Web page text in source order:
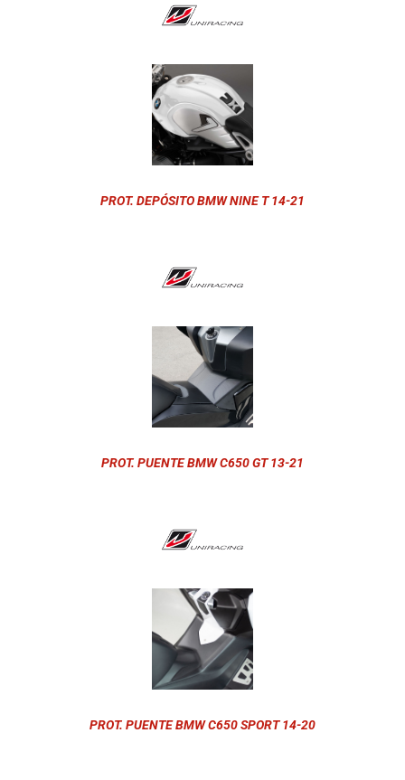
PROT. DEPÓSITO BMW NINE T 14-21
PROT. PUENTE BMW C650 GT 13-21
PROT. PUENTE BMW C650 SPORT 14-20